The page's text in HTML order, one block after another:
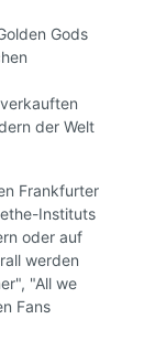
Gods
der Welt
Frankfurter
Instituts
oder auf
werden
"All we
Fans